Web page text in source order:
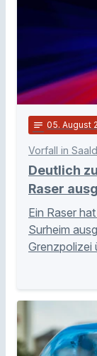
notes 05. August
Vorfall in
Deutlich
Raser
Ein Raser
Surheim
Grenzpolizei